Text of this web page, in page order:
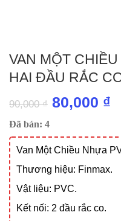
VAN MỘT
HAI ĐẦU RẮC
90,000₫ Giá
là:
90,000 ₫.
80,000 ₫
Đã bán: 4
Van Một Chiều Nhựa
Thương hiệu: Finmax.
Vật liệu: PVC.
Kết nối: 2 đầu rắc co.